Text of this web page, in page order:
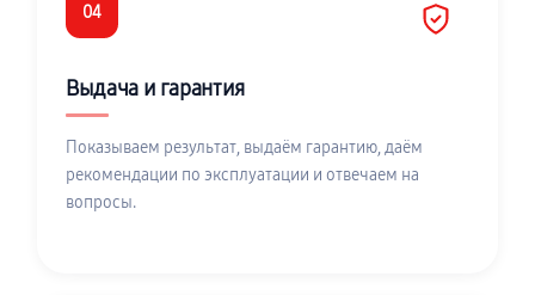
04
Выдача и гарантия
Показываем результат, выдаём гарантию, даём
рекомендации по эксплуатации и отвечаем на
вопросы.